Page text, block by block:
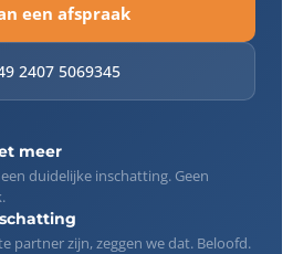
een afspraak
2407 5069345
meer
duidelijke inschatting. Geen
partner zijn, zeggen we dat. Beloofd.